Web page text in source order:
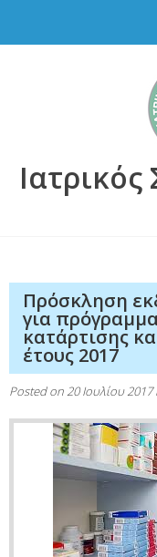
Πρόσκληση
για
κατάρτισης
έτους 2017
Posted on 20 Ιουλίου 2017